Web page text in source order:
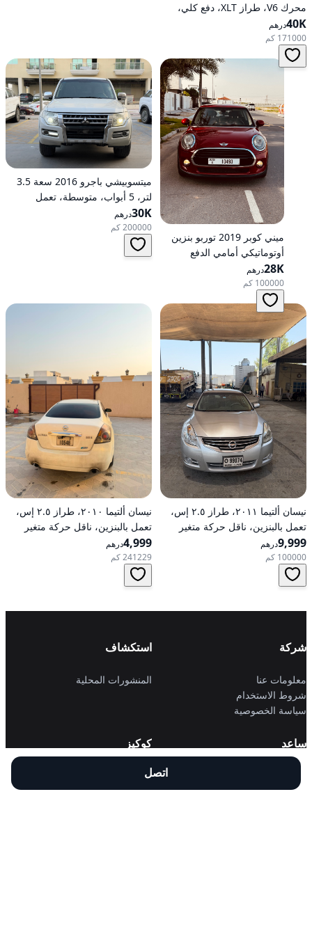
اتصل
محرك V6، طراز XLT، دفع كلي،
خيارات متوسطة، تعمل بالبنزين،
أوتوماتيكية، دفع كلي
40Kدرهم
171000 كم
ميني كوبر 2019 توربو بنزين
أوتوماتيكي أمامي الدفع
28Kدرهم
100000 كم
ميتسوبيشي باجرو 2016 سعة 3.5
لتر، 5 أبواب، متوسطة، تعمل
بالبنزين، أوتوماتيكية، دفع رباعي
30Kدرهم
200000 كم
نيسان ألتيما ٢٠١١، طراز ٢.٥ إس،
تعمل بالبنزين، ناقل حركة متغير
مستمر (CVT)، دفع أمامي
9,999درهم
100000 كم
نيسان ألتيما ٢٠١٠، طراز ٢.٥ إس،
تعمل بالبنزين، ناقل حركة متغير
مستمر (CVT)، دفع أمامي
4,999درهم
241229 كم
شركة
معلومات عنا
شروط الاستخدام
سياسة الخصوصية
استكشاف
المنشورات المحلية
ساعد
أسئلة وأجوبة
كوكيز
سياسة الكوكيز
إعدادات الكوكيز